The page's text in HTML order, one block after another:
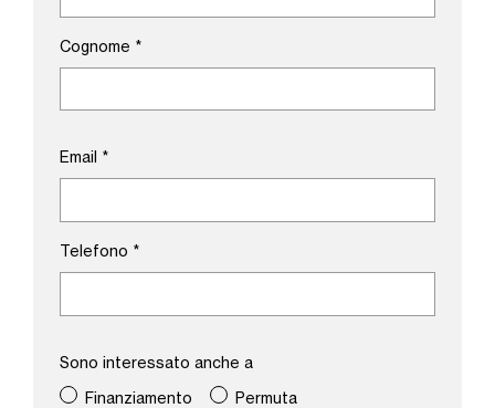
Cognome *
Email *
Telefono *
Sono interessato anche a
Finanziamento
Permuta